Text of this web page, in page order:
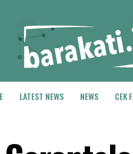
LATEST NEWS NEWS CEK